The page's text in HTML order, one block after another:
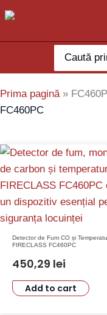
Skip
to
content
for:
Prima pagină»
FC460PC
Detector de Fum CO și
FIRECLASS FC460PC
450,29 lei
Add to cart